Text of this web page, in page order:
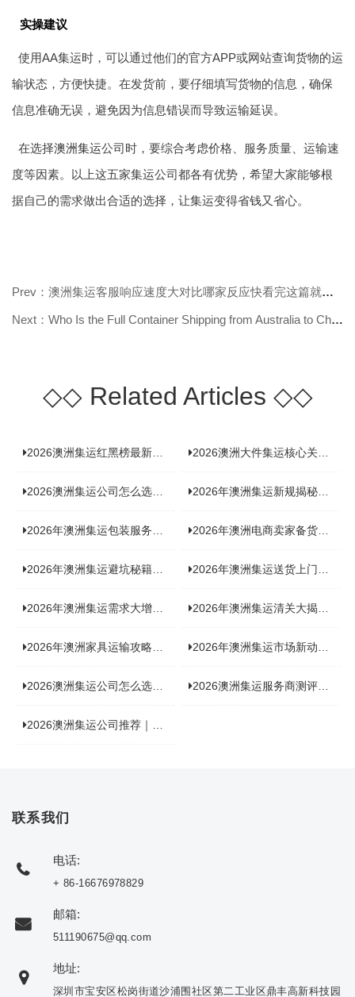
实操建议
使用AA集运时，可以通过他们的官方APP或网站查询货物的运
输状态，方便快捷。在发货前，要仔细填写货物的信息，确保
信息准确无误，避免因为信息错误而导致运输延误。
在选择澳洲集运公司时，要综合考虑价格、服务质量、运输速
度等因素。以上这五家集运公司都各有优势，希望大家能够根
据自己的需求做出合适的选择，让集运变得省钱又省心。
Prev：澳洲集运客服响应速度大对比哪家反应快看完这篇就知道
Next：Who Is the Full Container Shipping from Australia to China Ideal for?
◇◇Related Articles ◇◇
2026澳洲集运红黑榜最新实测：5 家平台真实体验，华人留学生避坑指南 2026澳洲大件集运核心关注点：清关实力与适配服务商深度推荐
2026澳洲集运公司怎么选？实测5家热门渠道，奥飞国际物流凭什么圈粉无数 2026年澳洲集运新规揭秘：究竟要不要交增值税？
2026年澳洲集运包装服务揭秘：究竟好不好，答案即将揭晓！ 2026年澳洲电商卖家备货集运，背后藏着哪些物流新机遇？
2026年澳洲集运避坑秘籍大公开！这份避雷指南你不能错过 2026年澳洲集运送货上门服务怎么选：靠谱品牌选型指南
2026年澳洲集运需求大增！中澳原产地证办理攻略来了 2026年澳洲集运清关大揭秘：究竟需要哪些关键单据？
2026年澳洲家具运输攻略大揭秘，这些干货分享不容错过！ 2026年澳洲集运市场新动态：到底能不能寄奶粉？
2026澳洲集运公司怎么选？海关新规下的避坑指南与实力排名 2026澳洲集运服务商测评榜单，优质合规机构选型参考
2026澳洲集运公司推荐｜个人 / 跨境商家选品攻略
联系我们
电话:
+ 86-16676978829
邮箱:
511190675@qq.com
地址:
深圳市宝安区松岗街道沙浦围社区第二工业区鼎丰高新科技园